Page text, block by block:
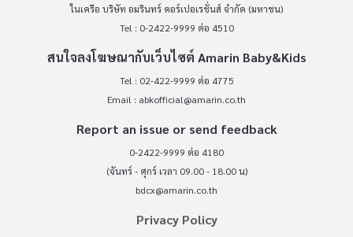
ในเครือ บริษัท อมรินทร์ คอร์เปอเรชั่นส์ จำกัด (มหาชน)
Tel : 0-2422-9999 ต่อ 4510
สนใจลงโฆษณากับเว็บไซต์ Amarin Baby&Kids
Tel : 02-422-9999 ต่อ 4775
Email : abkofficial@amarin.co.th
Report an issue or send feedback
0-2422-9999 ต่อ 4180
(จันทร์ - ศุกร์ เวลา 09.00 - 18.00 น)
bdcx@amarin.co.th
Privacy Policy